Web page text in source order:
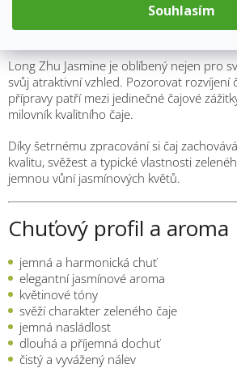
Souhlasím
charakteristickou květinovou vůni.
nálev s elegantním aroma a příjemně
Long Zhu Jasmine je oblíbený nejen pro
svůj atraktivní vzhled. Pozorovat rozvíjení
přípravy patří mezi jedinečné čajové
milovník kvalitního čaje.
Díky šetrnému zpracování si čaj
kvalitu, svěžest a typické vlastnosti
jemnou vůní jasmínových květů.
Chuťový profil a aroma
jemná a harmonická chuť
elegantní jasmínové aroma
květinové tóny
svěží charakter zeleného čaje
jemná nasládlost
dlouhá a příjemná dochuť
čistý a vyvážený nálev